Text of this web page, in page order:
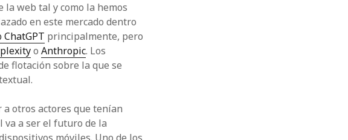
la web tal y como la hemos
en este mercado dentro
principalmente, pero
oAnthropic. Los
flotación sobre la que se
otros actores que tenían
va a ser el futuro de la